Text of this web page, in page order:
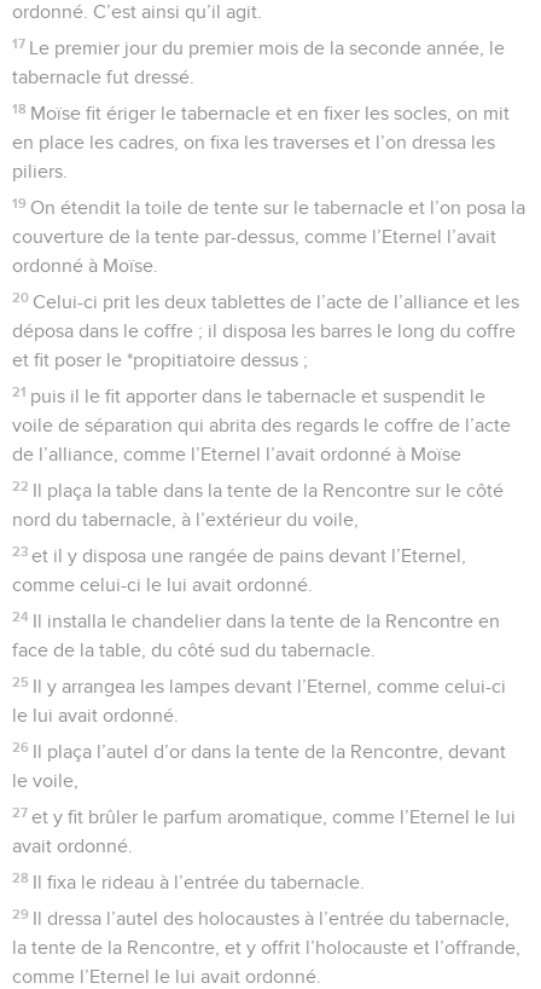
ordonné. C’est ainsi qu’il agit.
17 Le premier jour du premier mois de la seconde année, le
tabernacle fut dressé.
18 Moïse fit ériger le tabernacle et en fixer les socles, on mit
en place les cadres, on fixa les traverses et l’on dressa les
piliers.
19 On étendit la toile de tente sur le tabernacle et l’on posa la
couverture de la tente par-dessus, comme l’Eternel l’avait
ordonné à Moïse.
20 Celui-ci prit les deux tablettes de l’acte de l’alliance et les
déposa dans le coffre ; il disposa les barres le long du coffre
et fit poser le *propitiatoire dessus ;
21 puis il le fit apporter dans le tabernacle et suspendit le
voile de séparation qui abrita des regards le coffre de l’acte
de l’alliance, comme l’Eternel l’avait ordonné à Moïse
22 Il plaça la table dans la tente de la Rencontre sur le côté
nord du tabernacle, à l’extérieur du voile,
23 et il y disposa une rangée de pains devant l’Eternel,
comme celui-ci le lui avait ordonné.
24 Il installa le chandelier dans la tente de la Rencontre en
face de la table, du côté sud du tabernacle.
25 Il y arrangea les lampes devant l’Eternel, comme celui-ci
le lui avait ordonné.
26 Il plaça l’autel d’or dans la tente de la Rencontre, devant
le voile,
27 et y fit brûler le parfum aromatique, comme l’Eternel le lui
avait ordonné.
28 Il fixa le rideau à l’entrée du tabernacle.
29 Il dressa l’autel des holocaustes à l’entrée du tabernacle,
la tente de la Rencontre, et y offrit l’holocauste et l’offrande,
comme l’Eternel le lui avait ordonné.